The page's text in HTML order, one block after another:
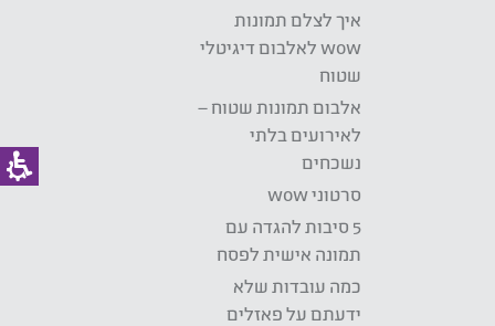
איך לצלם תמונות
wow לאלבום דיגיטלי
שטוח
אלבום תמונות שטוח –
לאירועים בלתי
נשכחים
סרטוני wow
5 סיבות להגדה עם
תמונה אישית לפסח
כמה עובדות שלא
ידעתם על פאזלים